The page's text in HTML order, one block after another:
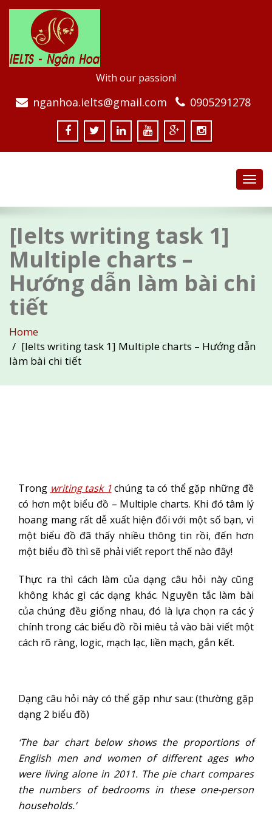
With our passion!
nganhoa.ielts@gmail.com 0905291278
[Ielts writing task 1]
Multiple charts –
Hướng dẫn làm bài chi
tiết
Home
[Ielts writing task 1] Multiple charts – Hướng dẫn
làm bài chi tiết
Trong writing task 1chúng ta có thể gặp những đề
có hơn một biểu đồ – Multiple charts. Khi đó tâm lý
hoang mang rất dễ xuất hiện đối với một số bạn, vì
một biểu đồ đã thấy nhiều thông tin rồi, đến hơn
một biểu đồ thì sẽ phải viết report thế nào đây!
Thực ra thì cách làm của dạng câu hỏi này cũng
không khác gì các dạng khác. Nguyên tắc làm bài
của chúng đều giống nhau, đó là lựa chọn ra các ý
chính trong các biểu đồ rồi miêu tả vào bài viết một
cách rõ ràng, logic, mạch lạc, liền mạch, gắn kết.
Dạng câu hỏi này có thể gặp như sau: (thường gặp
dạng 2 biểu đồ)
‘The bar chart below shows the proportions of
English men and women of different ages who
were living alone in 2011. The pie chart compares
the numbers of bedrooms in these one-person
households.’